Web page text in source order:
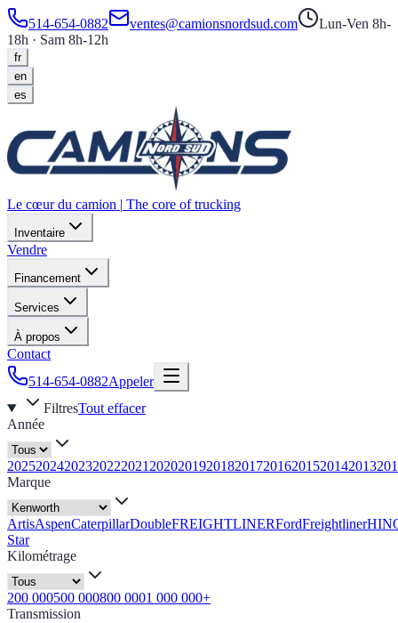
514-654-0882 ventes@camionsnordsud.com
Lun-Ven 8h-
18h · Sam 8h-12h
fr
en
es
Le cœur du camion | The core of trucking
Inventaire
Vendre
Financement
Services
À propos
Contact
514-654-0882Appeler
FiltresTout effacer
Année
20252024202320222021 20202019201820172016201520142013
Marque
ArtisAspenCaterpillarDoubleFREIGHTLINERFordFreightliner
Star
Kilométrage
200 000500 000800 0001 000 000+
Transmission